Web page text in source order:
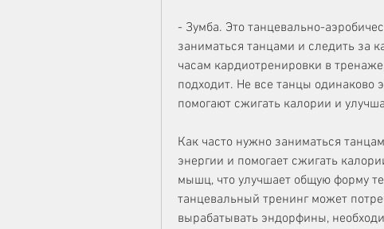
- Зумба. Это танцевально-
заниматься танцами и следить за
часам кардиотренировки в
подходит. Не все танцы
помогают сжигать калории и
Как часто нужно заниматься
энергии и помогает сжигать
мышц, что улучшает общую форму
танцевальный тренинг может
вырабатывать эндорфины,